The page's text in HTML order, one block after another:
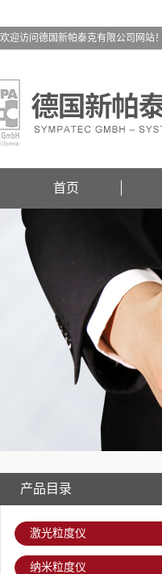
欢迎访问德国新帕泰克有限公司网站！
首页
产品目录
激光粒度仪
纳米粒度仪